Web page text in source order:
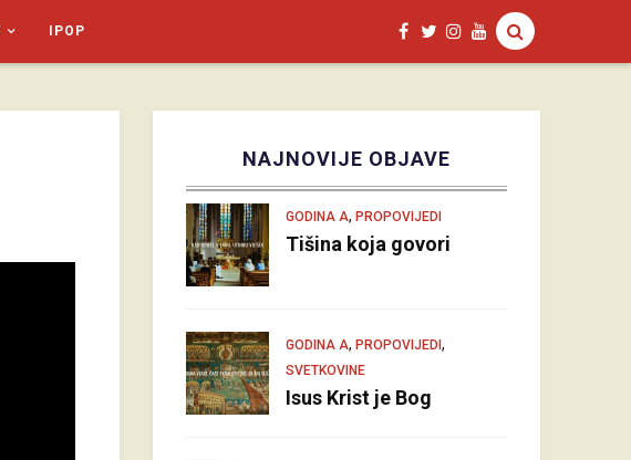
IPOP
NAJNOVIJE OBJAVE
GODINA A, PROPOVIJEDI
Tišina koja govori
GODINA A, PROPOVIJEDI ,
SVETKOVINE
Isus Krist je Bog